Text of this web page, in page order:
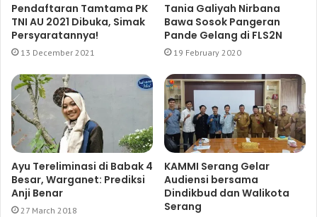
Pendaftaran Tamtama PK
TNI AU 2021 Dibuka, Simak
Persyaratannya!
13 December 2021
Tania Galiyah Nirbana
Bawa Sosok Pangeran
Pande Gelang di FLS2N
19 February 2020
Ayu Tereliminasi di Babak 4
Besar, Warganet: Prediksi
Anji Benar
27 March 2018
KAMMI Serang Gelar
Audiensi bersama
Dindikbud dan Walikota
Serang